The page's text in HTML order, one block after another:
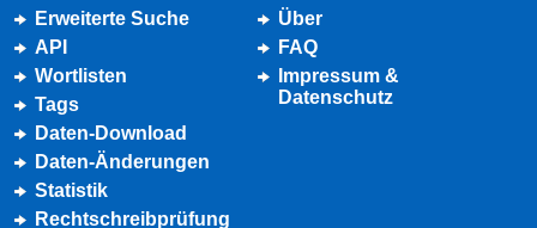
Erweiterte Suche
API
Wortlisten
Tags
Daten-Download
Daten-Änderungen
Statistik
Rechtschreibprüfung
Über
FAQ
Impressum &
Datenschutz